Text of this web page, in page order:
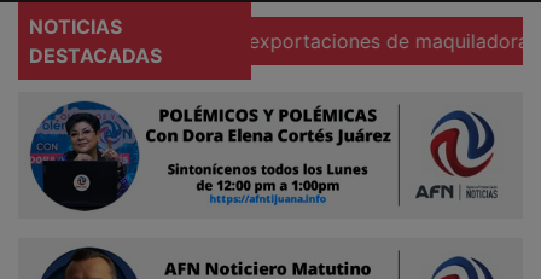
NOTICIAS
DESTACADAS
Se hunden 37% exportaciones de maquiladoras en
Acerca
de
AFN
Ventas
Contacto